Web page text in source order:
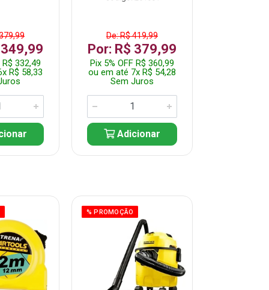
R$ 332,49
R$ 58,33
De: R$ 419,99
Por: R$ 379,99
Pix 5% OFF R$ 360,99
ou em até 7x R$ 54,28
Sem Juros
Adicionar
% PROMOÇÃO